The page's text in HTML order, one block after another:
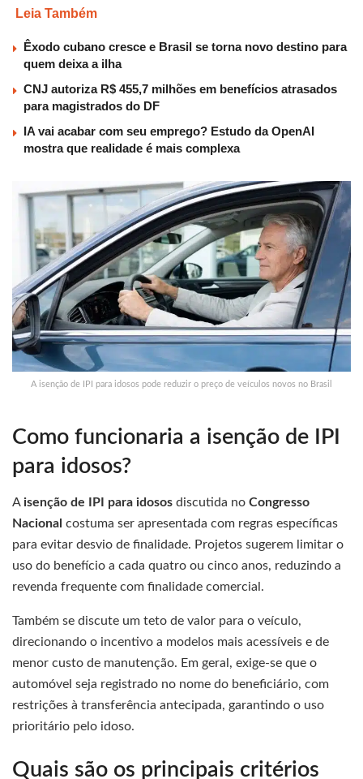
Leia Também
Êxodo cubano cresce e Brasil se torna novo destino para
quem deixa a ilha
CNJ autoriza R$ 455,7 milhões em benefícios atrasados
para magistrados do DF
IA vai acabar com seu emprego? Estudo da OpenAI
mostra que realidade é mais complexa
A isenção de IPI para idosos pode reduzir o preço de veículos novos no Brasil
Como funcionaria a isenção de IPI
para idosos?
A isenção de IPI para idosos discutida no Congresso
Nacional costuma ser apresentada com regras específicas
para evitar desvio de finalidade. Projetos sugerem limitar o
uso do benefício a cada quatro ou cinco anos, reduzindo a
revenda frequente com finalidade comercial.
Também se discute um teto de valor para o veículo,
direcionando o incentivo a modelos mais acessíveis e de
menor custo de manutenção. Em geral, exige-se que o
automóvel seja registrado no nome do beneficiário, com
restrições à transferência antecipada, garantindo o uso
prioritário pelo idoso.
Quais são os principais critérios